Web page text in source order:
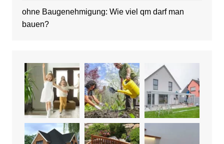
ohne Baugenehmigung: Wie viel qm darf man
bauen?